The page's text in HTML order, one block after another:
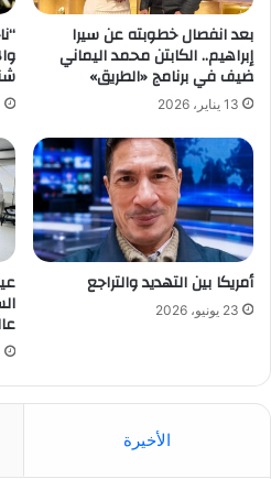
بعد انفصال خطوبته عن سيرا
إبراهيم.. الكابتن محمد اليماني
ضيف في برنامج «الطريق»
13 يناير، 2026
أمريكا بين التهديد والتراجع
23 يونيو، 2026
الأخيرة